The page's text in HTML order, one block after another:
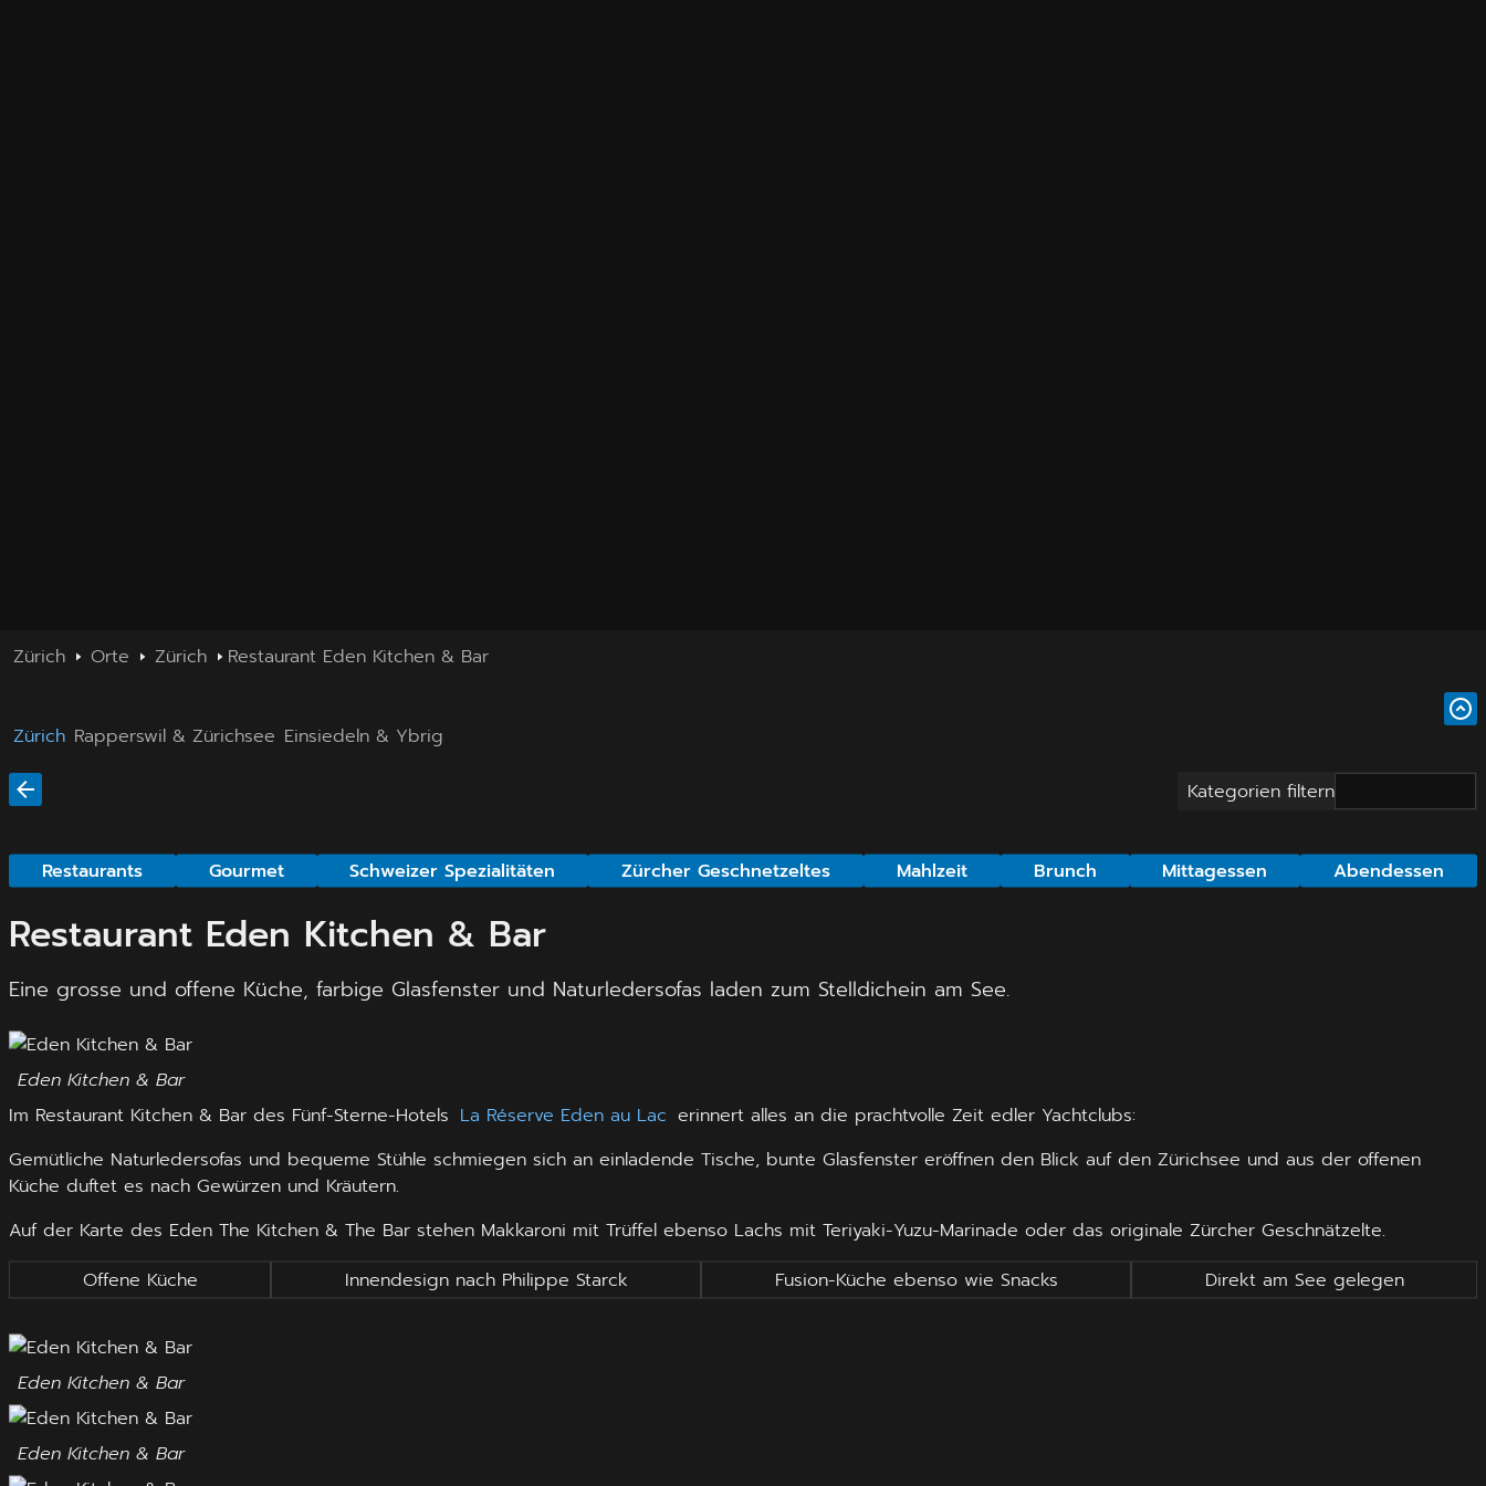
Zürich Orte Zürich Restaurant Eden Kitchen & Bar
Zürich Rapperswil & Zürichsee Einsiedeln & Ybrig
Kategorien filtern
Restaurants Gourmet Schweizer Spezialitäten Zürcher Geschnetzeltes Mahlzeit Brunch Mittagessen Abendessen
Restaurant Eden Kitchen & Bar
Eine grosse und offene Küche, farbige Glasfenster und Naturledersofas laden zum Stelldichein am See.
Eden Kitchen & Bar
Im Restaurant Kitchen & Bar des Fünf-Sterne-Hotels La Réserve Eden au Lac erinnert alles an die prachtvolle Zeit edler Yachtclubs:
Gemütliche Naturledersofas und bequeme Stühle schmiegen sich an einladende Tische, bunte Glasfenster eröffnen den Blick auf den Zürichsee und aus der offenen
Küche duftet es nach Gewürzen und Kräutern.
Auf der Karte des Eden The Kitchen & The Bar stehen Makkaroni mit Trüffel ebenso Lachs mit Teriyaki-Yuzu-Marinade oder das originale Zürcher Geschnätzelte.
Offene Küche
Innendesign nach Philippe Starck Fusion-Küche ebenso wie Snacks Direkt am See gelegen
Eden Kitchen & Bar
Eden Kitchen & Bar